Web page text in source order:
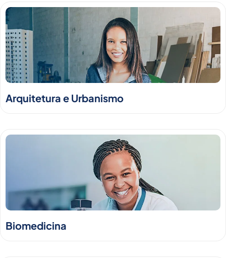
Arquitetura e Urbanismo
Biomedicina